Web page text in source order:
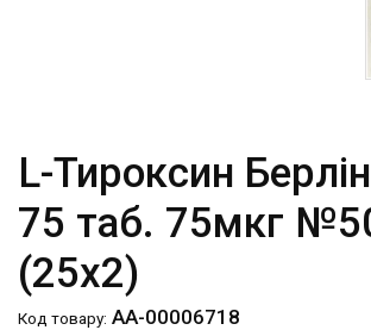
L-Тироксин
75 таб. 75мкг
(25х2)
Код товару: АА-00006718